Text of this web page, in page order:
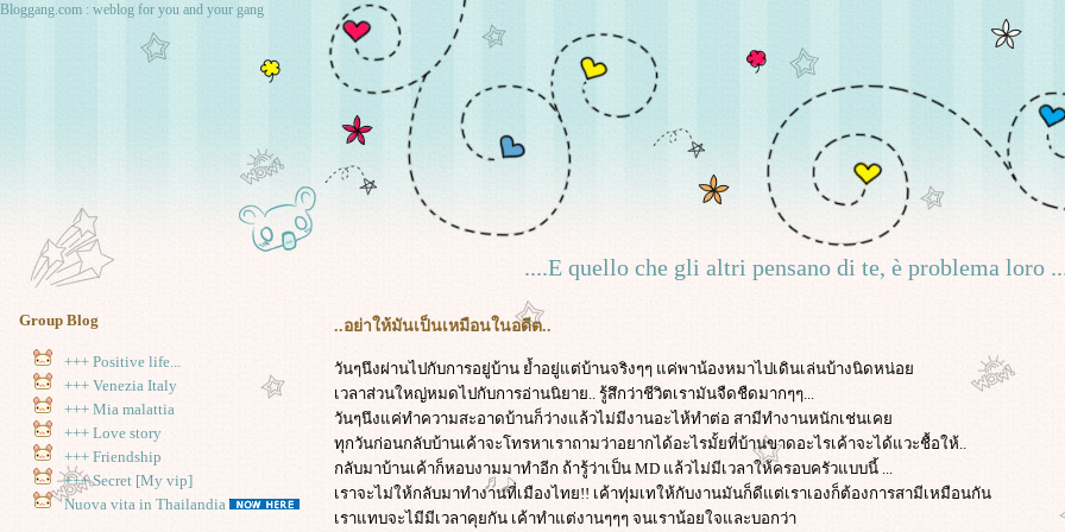
Bloggang.com : weblog for you and your gang
....E quello che gli altri pensano di te, è problema loro
Group Blog
+++ Positive life...
+++ Venezia Italy
+++ Mia malattia
+++ Love story
+++ Friendship
+++ Secret [My vip]
Nuova vita in Thailandia
..อย่าให้มันเป็นเหมือนในอดีต..
วันๆนึงผ่านไปกับการอยู่บ้าน ย้ำอยู่แต่บ้านจริงๆๆ แค่พาน้องหมาไปเดินเล่นบ้างนิดหน่อ
เวลาส่วนใหญ่หมดไปกับการอ่านนิยาย.. รู้สึกว่าชีวิตเรามันจืดชืดมากๆๆ...
วันๆนึงแค่ทำความสะอาดบ้านก็ว่างแล้วไม่มีงานอะไห้ทำต่อ สามีทำงานหนักเช่นเค
ทุกวันก่อนกลับบ้านเค้าจะโทรหาเราถามว่าอยากได้อะไรมั้ยที่บ้านขาดอะไรเค้าจะได้แวะชื้อให้..
กลับมาบ้านเค้าก็หอบงามมาทำอีก ถ้ารู้ว่าเป็น MD แล้วไม่มีเวลาให้ครอบครัวแบบนี้ ...
เราจะไม่ให้กลับมาทำงานที่เมืองไทย!! เค้าทุ่มเทให้กับงานมันก็ดีแต่เราเองก็ต้องการสามีเหมือนกัน
เราแทบจะไมีมีเวลาคุยกัน เค้าทำแต่งานๆๆๆ จนเราน้อยใจและบอกว่า